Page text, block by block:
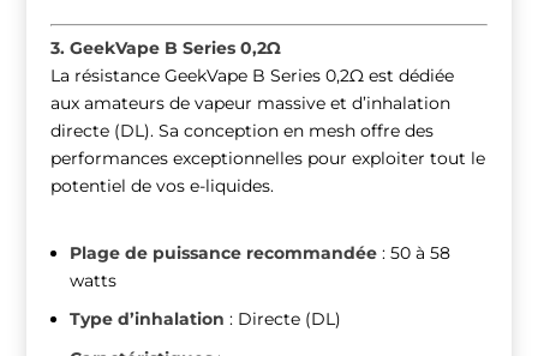
3. GeekVape B Series 0,2Ω
La résistance GeekVape B Series 0,2Ω est dédiée
aux amateurs de vapeur massive et d’inhalation
directe (DL). Sa conception en mesh offre des
performances exceptionnelles pour exploiter tout le
potentiel de vos e-liquides.
Plage de puissance recommandée : 50 à 58
watts
Type d’inhalation : Directe (DL)